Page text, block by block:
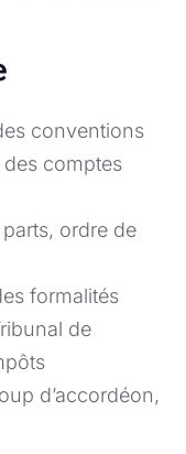
conventions
comptes
ordre de
formalités
de
d’accordéon,